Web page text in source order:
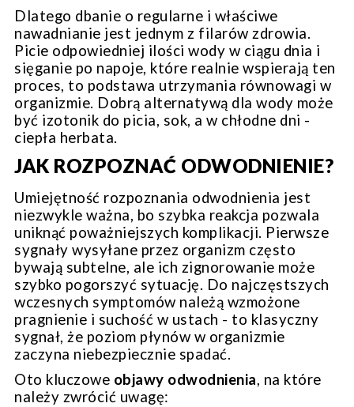
Dlatego dbanie o regularne i właściwe
nawadnianie jest jednym z filarów zdrowia.
Picie odpowiedniej ilości wody w ciągu dnia i
sięganie po napoje, które realnie wspierają ten
proces, to podstawa utrzymania równowagi w
organizmie. Dobrą alternatywą dla wody może
być izotonik do picia, sok, a w chłodne dni -
ciepła herbata.
JAK ROZPOZNAĆ ODWODNIENIE?
Umiejętność rozpoznania odwodnienia jest
niezwykle ważna, bo szybka reakcja pozwala
uniknąć poważniejszych komplikacji. Pierwsze
sygnały wysyłane przez organizm często
bywają subtelne, ale ich zignorowanie może
szybko pogorszyć sytuację. Do najczęstszych
wczesnych symptomów należą wzmożone
pragnienie i suchość w ustach - to klasyczny
sygnał, że poziom płynów w organizmie
zaczyna niebezpiecznie spadać.
Oto kluczowe objawy odwodnienia, na które
należy zwrócić uwagę: